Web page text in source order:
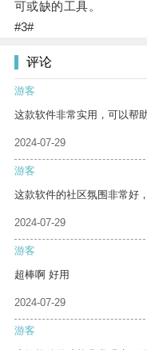
可或缺的工具。
#3#
评论
游客
这款软件非常实用，可以帮
2024-07-29
游客
这款软件的社区氛围非常好
2024-07-29
游客
超棒啊 好用
2024-07-29
游客